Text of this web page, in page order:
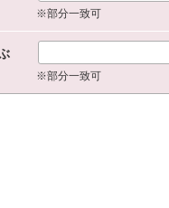
※部分一致可
※部分一致可